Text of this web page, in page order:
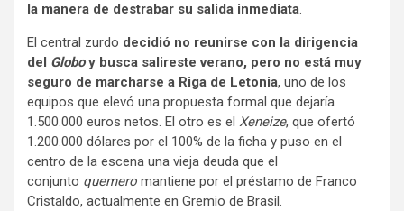
la manera de destrabar su salida inmediata.
El central zurdo decidió no reunirse con la dirigencia
del Globoy busca salireste verano, pero no está muy
seguro de marcharse a Riga de Letonia, uno de los
equipos que elevó una propuesta formal que dejaría
1.500.000 euros netos. El otro es el Xeneize, que ofertó
1.200.000 dólares por el 100% de la ficha y puso en el
centro de la escena una vieja deuda que el
conjunto quemero mantiene por el préstamo de Franco
Cristaldo, actualmente en Gremio de Brasil.